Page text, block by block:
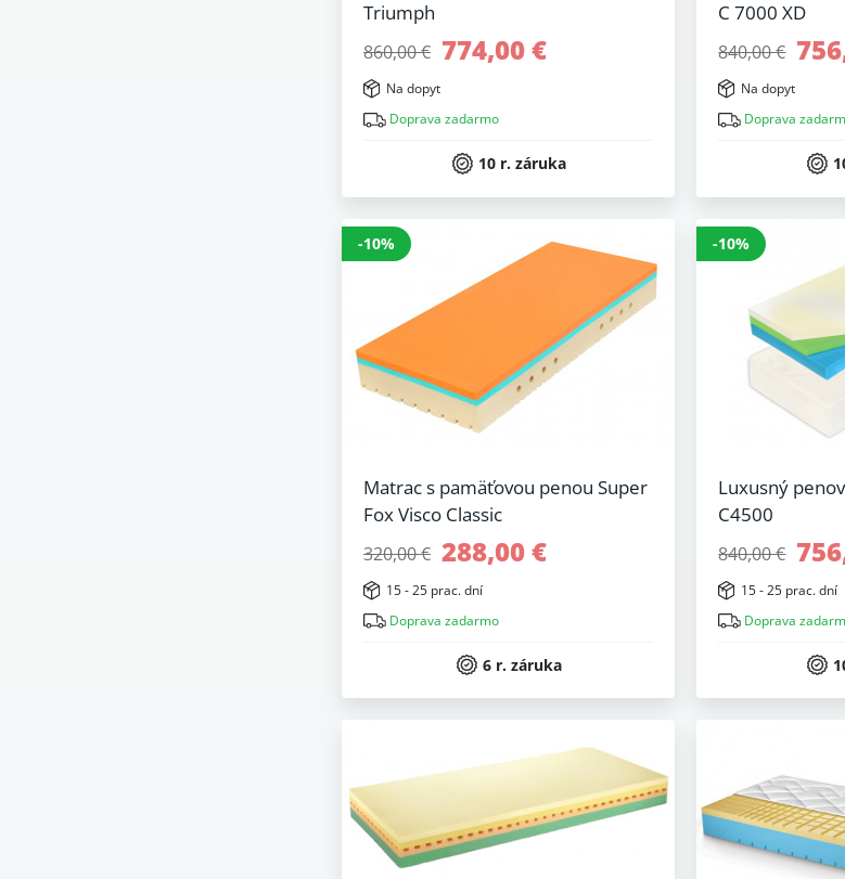
Triumph
860,00 € 774,00 €
Na dopyt
Doprava zadarmo
10 r. záruka
C 7000 XD
840,00 €
Na dopyt
Doprava
-10%
Matrac s pamäťovou penou Super
Fox Visco Classic
320,00 € 288,00 €
15 - 25 prac. dní
Doprava zadarmo
6 r. záruka
-10%
Luxusný
C4500
840,00 €
15 - 25 prac. dní
Doprava